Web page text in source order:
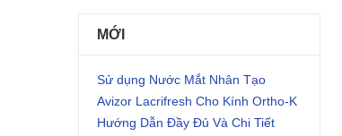
MỚI
Sử dụng Nước Mắt Nhân Tạo
Avizor Lacrifresh Cho Kính Ortho-K
Hướng Dẫn Đầy Đủ Và Chi Tiết